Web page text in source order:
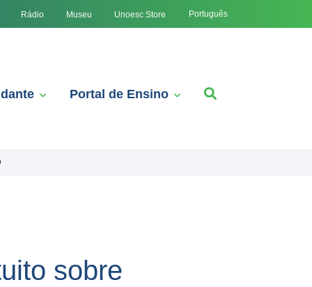
Rádio Museu Unoesc Store Português
Portal de Ensino
sobre